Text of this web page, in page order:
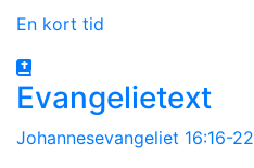
En kort tid
Evangelietext
Johannesevangeliet 16:16-22